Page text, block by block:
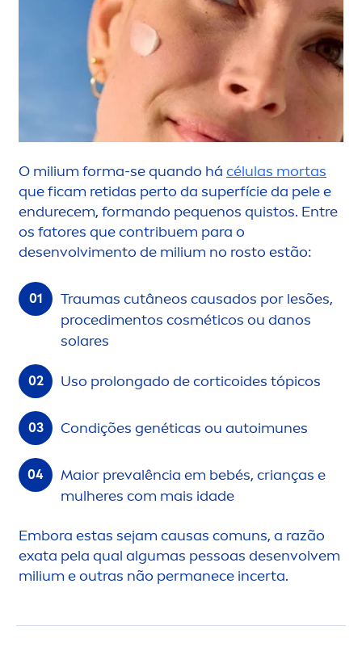
O milium forma-se quando há células mortas
que ficam retidas perto da superfície da pele e
endurecem, formando pequenos quistos. Entre
os fatores que contribuem para o
desenvolvimento de milium no rosto estão:
Traumas cutâneos causados por lesões,
procedimentos cosméticos ou danos
solares
Uso prolongado de corticoides tópicos
Condições genéticas ou autoimunes
Maior prevalência em bebés, crianças e
mulheres com mais idade
Embora estas sejam causas comuns, a razão
exata pela qual algumas pessoas desenvolvem
milium e outras não permanece incerta.